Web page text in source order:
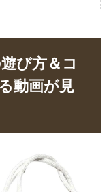
び方＆コ
動画が見